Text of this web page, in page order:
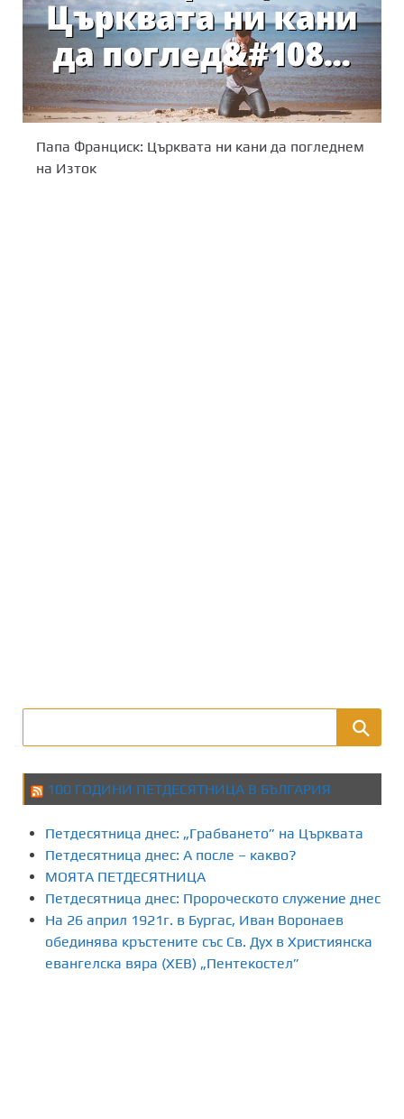
Папа Франциск: Църквата ни кани да погледнем
на Изток
100 ГОДИНИ ПЕТДЕСЯТНИЦА В БЪЛГАРИЯ
Петдесятница днес: „Грабването” на Църквата
Петдесятница днес: А после – какво?
МОЯТА ПЕТДЕСЯТНИЦА
Петдесятница днес: Пророческото служение днес
На 26 април 1921г. в Бургас, Иван Воронаев
обединява кръстените със Св. Дух в Християнска
евангелска вяра (ХЕВ) „Пентекостел”